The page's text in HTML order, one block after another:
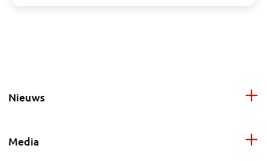
Nieuws
Media